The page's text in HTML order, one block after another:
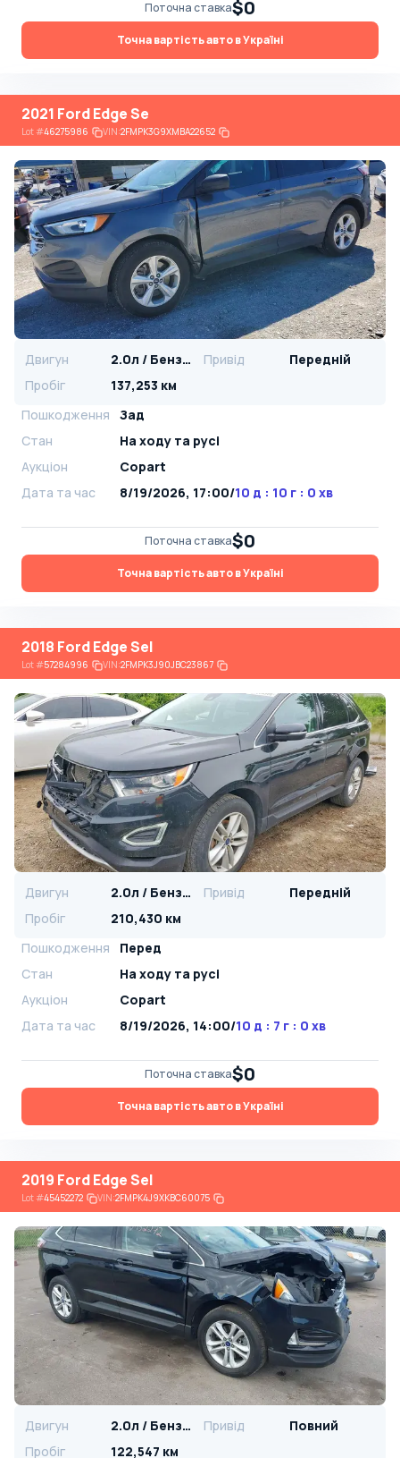
Поточна ставка$0
Точна вартість авто в Україні
2021 Ford Edge Se
Lot#46275986 VIN:2FMPK3G9XMBA22652
Двигун 2.0л / Бензин Привід
Передній
Пробіг
137,253 км
Пошкодження
Зад
Стан
На ​​ходу та русі
Аукціон
Copart
Дата та час
8/19/2026, 17:00/10 д : 10 г : 0 хв
Поточна ставка$0
Точна вартість авто в Україні
2018 Ford Edge Sel
Lot#57284996 VIN:2FMPK3J90JBC23867
Двигун 2.0л / Бензин Привід
Передній
Пробіг
210,430 км
Пошкодження
Перед
Стан
На ​​ходу та русі
Аукціон
Copart
Дата та час
8/19/2026, 14:00/10 д : 7 г : 0 хв
Поточна ставка$0
Точна вартість авто в Україні
2019 Ford Edge Sel
Lot#45452272 VIN:2FMPK4J9XKBC60075
Двигун 2.0л / Бензин Привід
Повний
Пробіг
122,547 км